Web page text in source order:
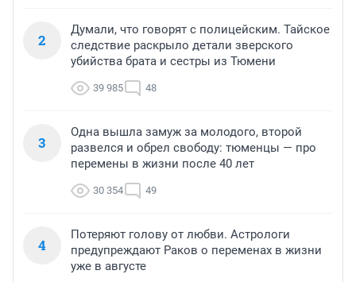
2
Думали, что говорят с полицейским. Тайское
следствие раскрыло детали зверского
убийства брата и сестры из Тюмени
39 985 48
3
Одна вышла замуж за молодого, второй
развелся и обрел свободу: тюменцы — про
перемены в жизни после 40 лет
30 354 49
4
Потеряют голову от любви. Астрологи
предупреждают Раков о переменах в жизни
уже в августе